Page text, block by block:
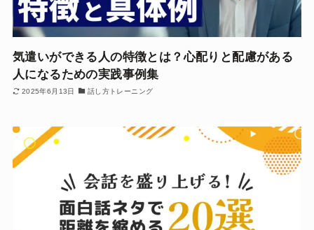
気遣いができる人の特徴とは？心配りと配慮がある
人になるための実践事例集
2025年6月13日 話し方トレーニング